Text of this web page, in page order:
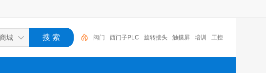
阀门 西门子PLC 旋转接头 触摸屏 培训 工控
工控机 变送器 球阀 plc 阀门